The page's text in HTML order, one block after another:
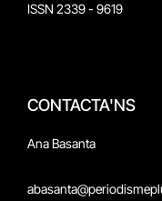
ISSN 2339 - 9619
CONTACTA'NS
Ana Basanta